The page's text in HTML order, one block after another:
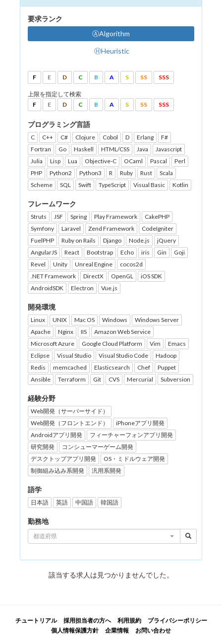
要求ランク
ⒶAlgorithm
ⒽHeuristic
F E D C B A S SS SSS
上限を指定して検索
F
E D C B A S SS SSS
プログラミング言語
C C++ C# Clojure Cobol D Erlang
F#
Fortran
Go Haskell HTML/CSS Java
Javascript
Julia
Lisp Lua Objective-C OCaml Pascal
Perl
PHP
Python2 Python3 R Ruby Rust
Scala
Scheme
SQL Swift TypeScript Visual Basic Kotlin
フレームワーク
Struts JSF Spring Play Framework
CakePHP
Symfony
Laravel Zend Framework
CodeIgniter
FuelPHP
Ruby on Rails Django Node.js
jQuery
AngularJS
React Bootstrap Echo iris Gin
Goji
Revel
Unity Unreal Engine
cocos2d
.NET Framework
DirectX OpenGL
iOS SDK
AndroidSDK
Electron Vue.js
開発環境
Linux UNIX Mac OS Windows
Windows Server
Apache
Nginx IIS
Amazon Web Service
Microsoft Azure
Google Cloud Platform Vim
Emacs
Eclipse
Visual Studio Visual Studio Code
Hadoop
Redis
memcached Elasticsearch Chef
Puppet
Ansible
Terraform Git CVS Mercurial Subversion
経験分野
Web開発（サーバーサイド）
Web開発（フロントエンド）
iPhoneアプリ開発
Androidアプリ開発
フィーチャーフォンアプリ開発
研究開発
コンシューマーゲーム開発
デスクトップアプリ開発
OS・ミドルウェア開発
制御組み込み系開発
汎用系開発
語学
日本語 英語 中国語 韓国語
勤務地
都道府県
該当する求人は見つかりませんでした。
チュートリアル 採用担当者の方へ 利用規約
プライバシーポリシー
個人情報保護方針
企業情報 お問い合わせ